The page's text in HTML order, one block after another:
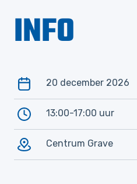
INFO
20 december 2026
13:00-17:00 uur
Centrum Grave